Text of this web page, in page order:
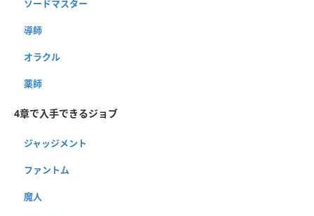
ソードマスター
導師
オラクル
薬師
4章で入手できるジョブ
ジャッジメント
ファントム
魔人